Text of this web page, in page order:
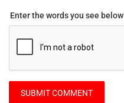
Enter the words you see below